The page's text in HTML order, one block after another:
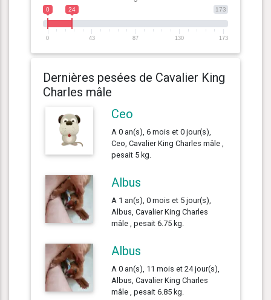
173
0 24
0 43 87 130 173
Dernières pesées de Cavalier King
Charles mâle
Ceo
A 0 an(s), 6 mois et 0 jour(s),
Ceo, Cavalier King Charles mâle ,
pesait 5 kg.
Albus
A 1 an(s), 0 mois et 5 jour(s),
Albus, Cavalier King Charles
mâle , pesait 6.75 kg.
Albus
A 0 an(s), 11 mois et 24 jour(s),
Albus, Cavalier King Charles
mâle , pesait 6.85 kg.